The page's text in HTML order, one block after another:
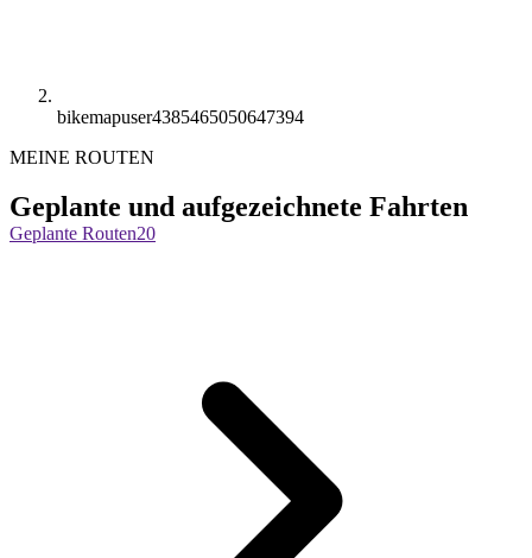
bikemapuser4385465050647394
MEINE ROUTEN
Geplante und aufgezeichnete Fahrten
Geplante Routen20